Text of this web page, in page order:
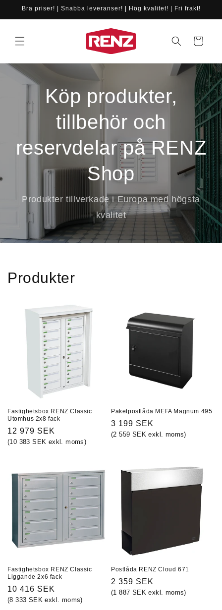
vidare
Bra priser! | Snabba leveranser! | Hög kvalitet! | Fri frakt!
Varukorg
Köp produkter,
tillbehör och
reservdelar på RENZ
Shop
Produkter tillverkade i Europa med högsta
kvalitet
Produkter
Fastighetsbox RENZ Classic
Utomhus 2x8 fack
Ordinarie
pris
12 979 SEK
(10 383 SEK exkl. moms)
Paketpostlåda MEFA Magnum 495
Ordinarie
pris
3 199 SEK
(2 559 SEK exkl. moms)
Fastighetsbox RENZ Classic
Liggande 2x6 fack
Ordinarie
pris
10 416 SEK
(8 333 SEK exkl. moms)
Postlåda RENZ Cloud 671
Ordinarie
pris
2 359 SEK
(1 887 SEK exkl. moms)